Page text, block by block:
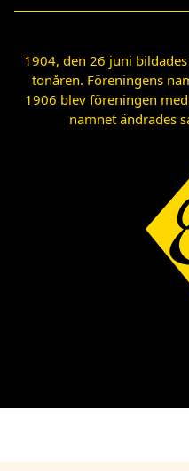
1904, den 26 juni
tonåren. Föreningens
1906 blev föreningen
namnet ändrades